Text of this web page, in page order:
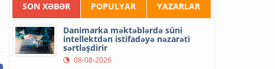
SON XƏBƏR POPULYAR YAZARLAR
Danimarka məktəblərdə süni
intellektdən istifadəyə nəzarəti
sərtləşdirir
08-08-2026